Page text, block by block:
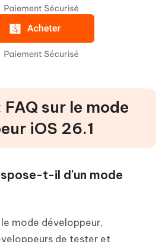
sur le mode
iOS 26.1
t-il d'un mode
le mode développeur,
de tester et